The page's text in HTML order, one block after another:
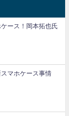
ース！岡本拓也氏
マホケース事情